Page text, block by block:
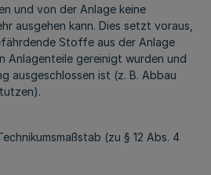
und von der Anlage keine
ausgehen kann. Dies setzt voraus,
Stoffe aus der Anlage
gereinigt wurden und
ausgeschlossen ist (z. B. Abbau
(zu § 12 Abs. 4